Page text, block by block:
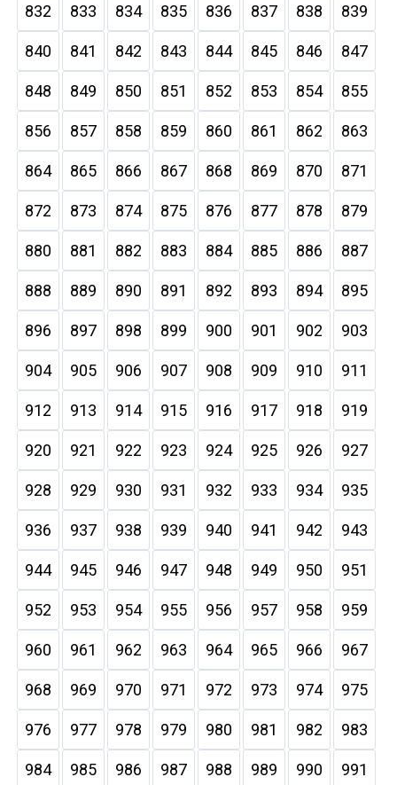
832 833 834 835 836 837 838 839
840 841 842 843 844 845 846 847
848 849 850 851 852 853 854 855
856 857 858 859 860 861 862 863
864 865 866 867 868 869 870 871
872 873 874 875 876 877 878 879
880 881 882 883 884 885 886 887
888 889 890 891 892 893 894 895
896 897 898 899 900 901 902 903
904 905 906 907 908 909 910 911
912 913 914 915 916 917 918 919
920 921 922 923 924 925 926 927
928 929 930 931 932 933 934 935
936 937 938 939 940 941 942 943
944 945 946 947 948 949 950 951
952 953 954 955 956 957 958 959
960 961 962 963 964 965 966 967
968 969 970 971 972 973 974 975
976 977 978 979 980 981 982 983
984 985 986 987 988 989 990 991